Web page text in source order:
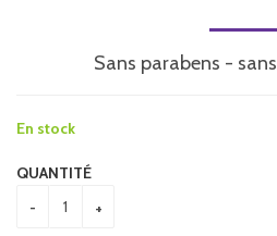
Sans parabens -
En stock
QUANTITÉ